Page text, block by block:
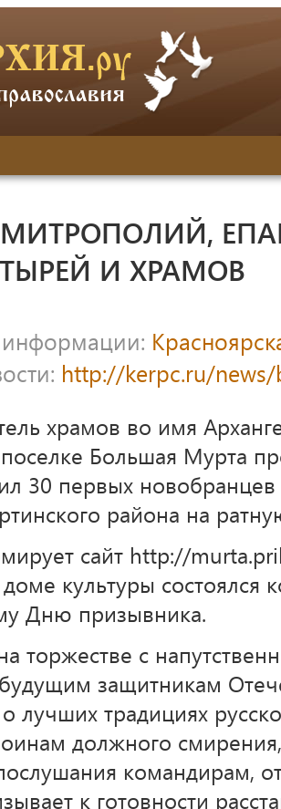
И ХРАМОВ
http://kerpc.ru/
храмов во имя
Большая Мурта
30 первых
района на
сайт http://
культуры состоялся
Дню призывника.
торжестве с
защитникам
лучших традициях
должного
командирам,
к готовности